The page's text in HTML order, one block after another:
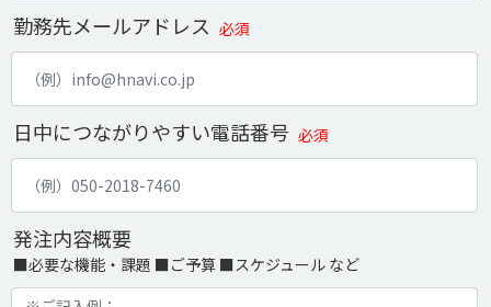
勤務先メールアドレス 必須
日中につながりやすい電話番号 必須
発注内容概要
■必要な機能・課題 ■ご予算 ■スケジュール など